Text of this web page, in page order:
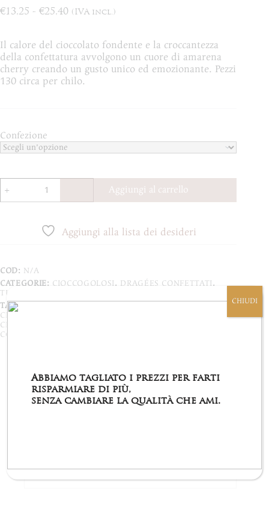
€13,25 - €25,40Fascia
da
€13,25
a
€25,40
(IVA incl.)
Il calore del cioccolato fondente e la croccantezza
della confettatura avvolgono un cuore di amarena
cherry creando un gusto unico ed emozionante. Pezzi
130 circa per chilo.
Confezione
CioccoAmarena
quantità
Aggiungi al carrello
Aggiungi alla lista dei desideri
COD: N/A
CATEGORIE: CIOCCOGOLOSI, DRAGÉES CONFETTATI,
TUTTI I PRODOTTI
TAG:
CIOCCOPAPA
CIOCCOLATO
CONFETTI
Descrizione
Recensioni (0)
Abbiamo tagliato i prezzi per farti
risparmiare di più,
senza cambiare la qualità che ami.
CHIUDI